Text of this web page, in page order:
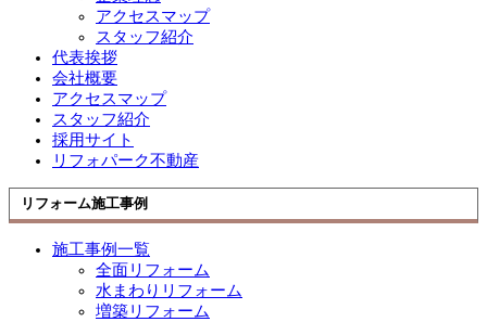
アクセスマップ
スタッフ紹介
代表挨拶
会社概要
アクセスマップ
スタッフ紹介
採用サイト
リフォパーク不動産
リフォーム施工事例
施工事例一覧
全面リフォーム
水まわりリフォーム
増築リフォーム